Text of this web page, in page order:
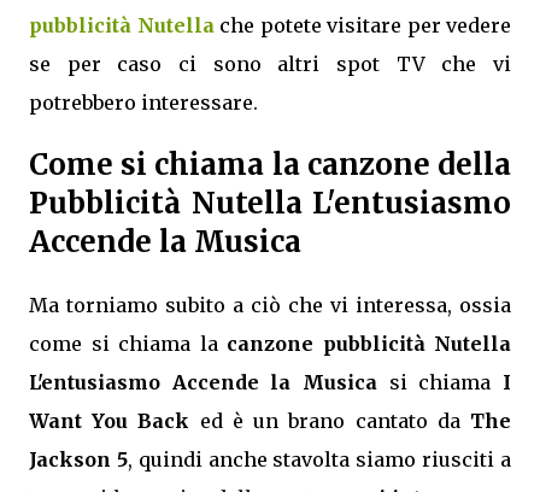
pubblicità Nutellache potete visitare per vedere
se per caso ci sono altri spot TV che vi
potrebbero interessare.
Come si chiama la canzone della
Pubblicità Nutella L'entusiasmo
Accende la Musica
Ma torniamo subito a ciò che vi interessa, ossia
come si chiama la canzone pubblicità Nutella
L'entusiasmo Accende la Musica si chiama I
Want You Back ed è un brano cantato da The
Jackson 5, quindi anche stavolta siamo riusciti a